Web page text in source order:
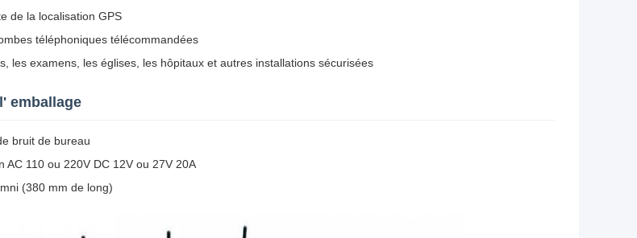
de la localisation GPS
téléphoniques télécommandées
les examens, les églises, les hôpitaux et autres installations sécurisées
emballage
bruit de bureau
AC 110 ou 220V DC 12V ou 27V 20A
(380 mm de long)